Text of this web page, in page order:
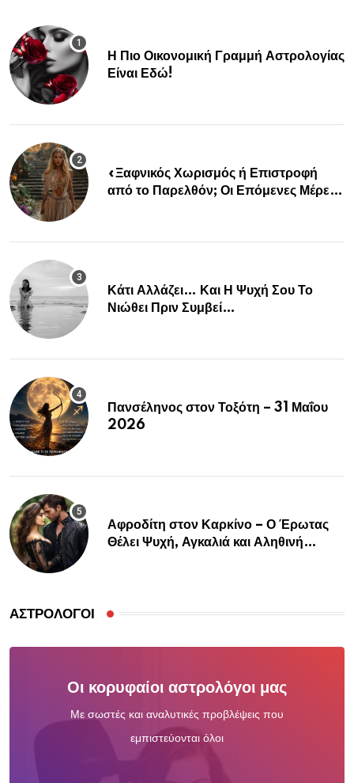
Η Πιο Οικονομική Γραμμή Αστρολογίας
Είναι Εδώ!
«Ξαφνικός Χωρισμός ή Επιστροφή
από το Παρελθόν; Οι Επόμενες Μέρες
Κάτι Αλλάζει… Και Η Ψυχή Σου Το
Νιώθει Πριν Συμβεί…
Πανσέληνος στον Τοξότη – 31 Μαΐου
2026
Αφροδίτη στον Καρκίνο – Ο Έρωτας
Θέλει Ψυχή, Αγκαλιά και Αληθινή
ΑΣΤΡΟΛΌΓΟΙ
Οι κορυφαίοι αστρολόγοι μας
Με σωστές και αναλυτικές προβλέψεις που
εμπιστεύονται όλοι